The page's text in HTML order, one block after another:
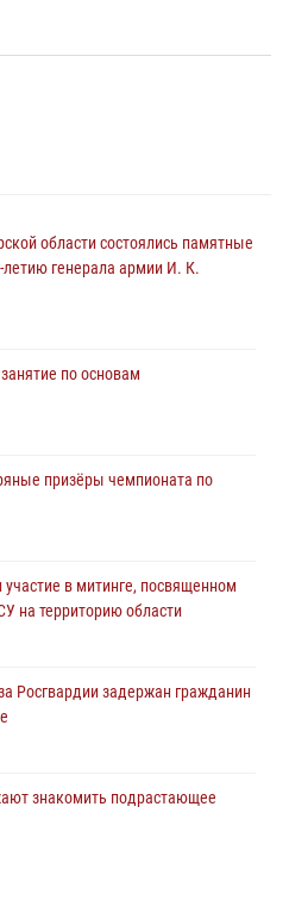
области состоялись памятные
генерала армии И. К.
по основам
призёры чемпионата по
в митинге, посвященном
на территорию области
Росгвардии задержан гражданин
знакомить подрастающее